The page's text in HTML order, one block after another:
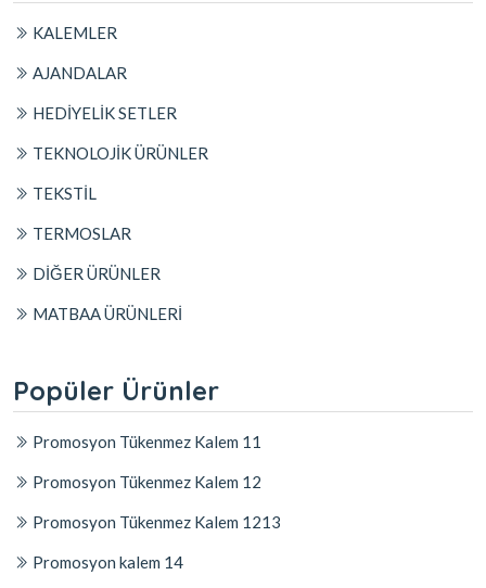
KALEMLER
AJANDALAR
HEDİYELİK SETLER
TEKNOLOJİK ÜRÜNLER
TEKSTİL
TERMOSLAR
DİĞER ÜRÜNLER
MATBAA ÜRÜNLERİ
Popüler Ürünler
Promosyon Tükenmez Kalem 11
Promosyon Tükenmez Kalem 12
Promosyon Tükenmez Kalem 1213
Promosyon kalem 14